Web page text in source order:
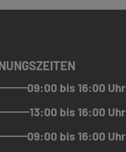
09:00 bis 16:00 Uhr
13:00 bis 16:00 Uhr
09:00 bis 16:00 Uhr